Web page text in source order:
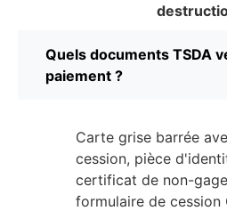
Quels documents TSDA
paiement ?
Carte grise barrée
cession, pièce
certificat de non-
formulaire de cession